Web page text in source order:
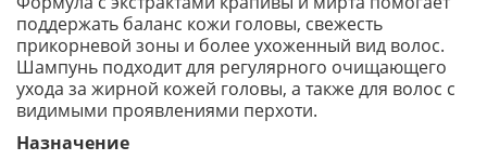
поддержать баланс кожи головы, свежесть
прикорневой зоны и более ухоженный вид волос.
Шампунь подходит для регулярного очищающего
ухода за жирной кожей головы, а также для волос с
видимыми проявлениями перхоти.
Назначение